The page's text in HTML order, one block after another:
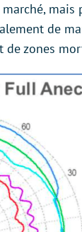
mais
de
de zones